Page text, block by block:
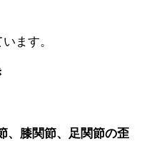
ます。
、膝関節、足関節の歪